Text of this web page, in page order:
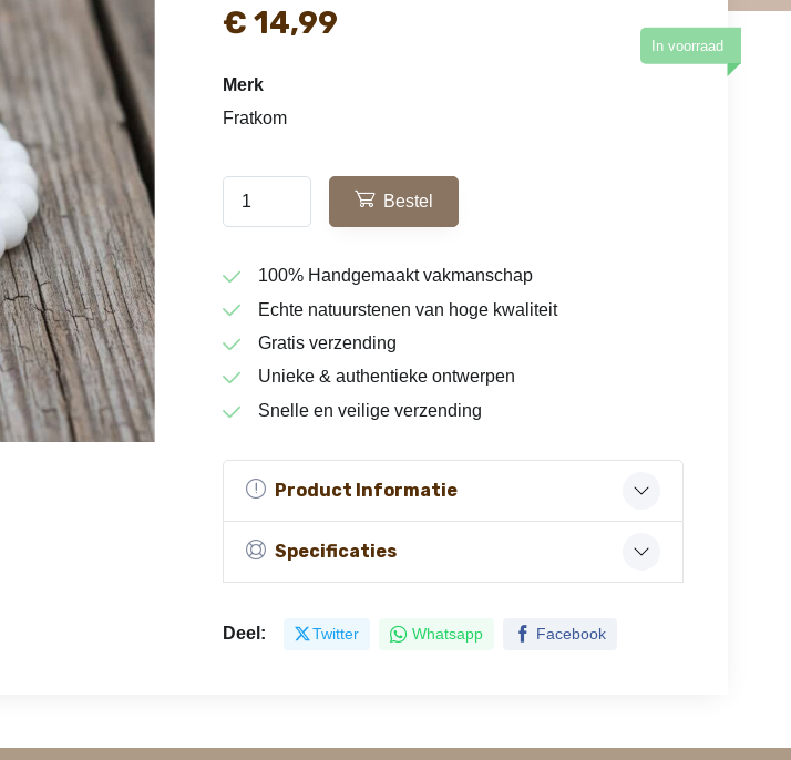
€ 14,99
In voorraad
Merk
Fratkom
Bestel
100% Handgemaakt vakmanschap
Echte natuurstenen van hoge kwaliteit
Gratis verzending
Unieke & authentieke ontwerpen
Snelle en veilige verzending
Product Informatie
Specificaties
Deel: Twitter Whatsapp Facebook